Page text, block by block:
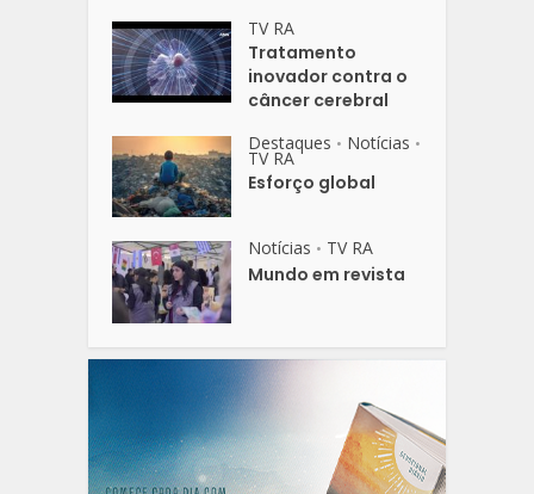
TV RA
Tratamento
inovador contra o
câncer cerebral
Destaques • Notícias •
TV RA
Esforço global
Notícias • TV RA
Mundo em revista